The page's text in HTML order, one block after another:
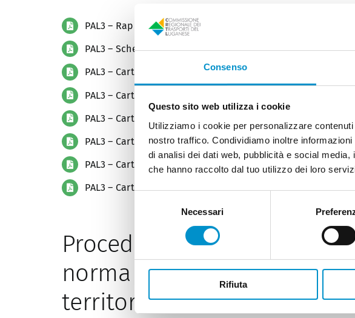
Consenso
Questo sito web utilizza i cookie
Utilizziamo i cookie per personalizzare
nostro traffico. Condividiamo inoltre
di analisi dei dati web, pubblicità e social
che hanno raccolto dal tuo utilizzo dei loro
Necessari
Rifiuta
PAL3 – Rapporto esplicativo
PAL3 – Schede delle misure
PAL3 – Carta Scenario auspicato
PAL3 – Carta tematica Paesaggio
PAL3 – Carta tematica Insediamenti
PAL3 – Carta tematica Trasporti pubblico, reti e nodi
PAL3 – Carta tematica Rete viaria e stazionamento
PAL3 – Carta tematica Mobilità lenta
Procedura di Informazione
norma dell’art. 11 della
territoriale